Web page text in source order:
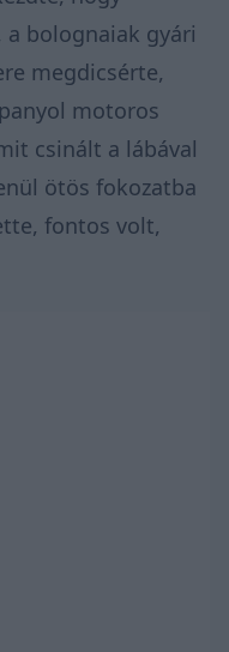
a bolognaiak gyári
megdicsérte,
motoros
csinált a lábával
ötös fokozatba
fontos volt,